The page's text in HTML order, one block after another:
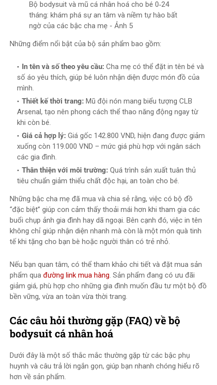
Bộ bodysuit và mũ cá nhân hoá cho bé 0‑24
tháng: khám phá sự an tâm và niềm tự hào bất
ngờ của các bậc cha mẹ - Ảnh 5
Những điểm nổi bật của bộ sản phẩm bao gồm:
In tên và số theo yêu cầu: Cha mẹ có thể đặt in tên bé và
số áo yêu thích, giúp bé luôn nhận diện được món đồ của
mình.
Thiết kế thời trang: Mũ đội nón mang biểu tượng CLB
Arsenal, tạo nên phong cách thể thao năng động ngay từ
khi còn bé.
Giá cả hợp lý: Giá gốc 142.800 VND, hiện đang được giảm
xuống còn 119.000 VND – mức giá phù hợp với ngân sách
các gia đình.
Thân thiện với môi trường: Quá trình sản xuất tuân thủ
tiêu chuẩn giảm thiểu chất độc hại, an toàn cho bé.
Những bậc cha mẹ đã mua và chia sẻ rằng, việc có bộ đồ
“đặc biệt” giúp con cảm thấy thoải mái hơn khi tham gia các
buổi chụp ảnh gia đình hay dã ngoại. Bên cạnh đó, việc in tên
không chỉ giúp nhận diện nhanh mà còn là một món quà tinh
tế khi tặng cho bạn bè hoặc người thân có trẻ nhỏ.
Nếu bạn quan tâm, có thể tham khảo chi tiết và đặt mua sản
phẩm qua đường link mua hàng. Sản phẩm đang có ưu đãi
giảm giá, phù hợp cho những gia đình muốn đầu tư một bộ đồ
bền vững, vừa an toàn vừa thời trang.
Các câu hỏi thường gặp (FAQ) về bộ
bodysuit cá nhân hoá
Dưới đây là một số thắc mắc thường gặp từ các bậc phụ
huynh và câu trả lời ngắn gọn, giúp bạn nhanh chóng hiểu rõ
hơn về sản phẩm.